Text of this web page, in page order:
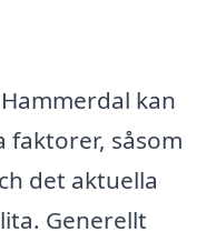
kan
faktorer, såsom
det aktuella
Generellt